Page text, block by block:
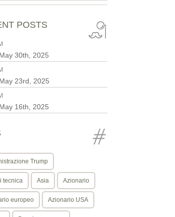
POSTS
30th, 2025
23rd, 2025
16th, 2025
Trump
tecnica Asia Azionario
europeo Azionario USA